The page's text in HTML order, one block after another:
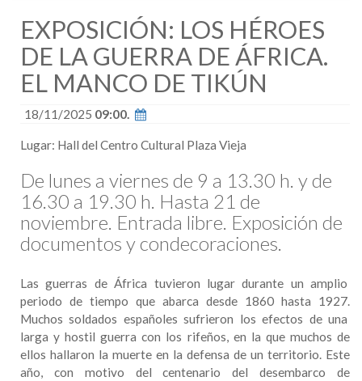
EXPOSICIÓN: LOS HÉROES
DE LA GUERRA DE ÁFRICA.
EL MANCO DE TIKÚN
18/11/2025 09:00.
Lugar: Hall del Centro Cultural Plaza Vieja
De lunes a viernes de 9 a 13.30 h. y de
16.30 a 19.30 h. Hasta 21 de
noviembre. Entrada libre. Exposición de
documentos y condecoraciones.
Las guerras de África tuvieron lugar durante un amplio
periodo de tiempo que abarca desde 1860 hasta 1927.
Muchos soldados españoles sufrieron los efectos de una
larga y hostil guerra con los rifeños, en la que muchos de
ellos hallaron la muerte en la defensa de un territorio. Este
año, con motivo del centenario del desembarco de